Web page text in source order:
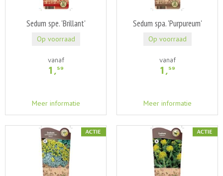
Sedum spe. 'Brillant'
vanaf
1 ,59
Meer informatie
Op voorraad
Sedum spa. 'Purpureum'
vanaf
1 ,59
Meer informatie
Op voorraad